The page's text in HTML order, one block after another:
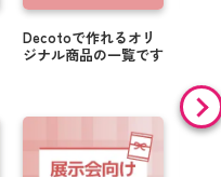
Decotoで作れるオリ
ジナル商品の一覧です